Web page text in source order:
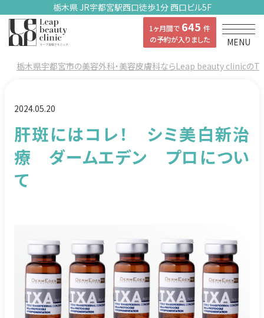
栃木県 JR宇都宮駅西口徒歩1分 西口ビル5F
1ヶ月間で 645 件
の予約が入りました
MENU
栃木県宇都宮市の美容外科・美容皮膚科ならLeap beauty clinicの
2024.05.20
肝斑にはコレ！ シミ美白新治
療 ダームエデン プロについ
て